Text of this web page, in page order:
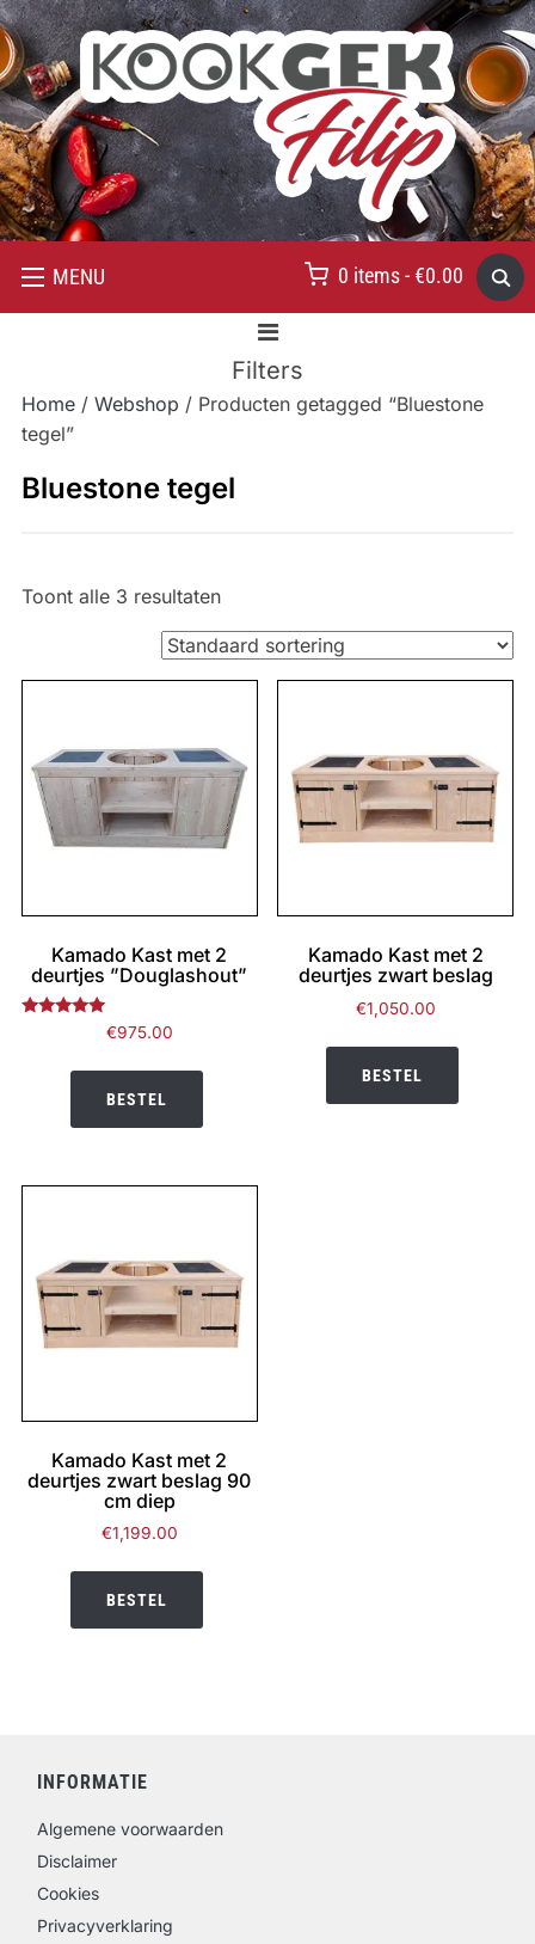
MENU 0 items - €0.00
Filters
Home/ Webshop / Producten getagged “Bluestone
tegel”
Bluestone tegel
Toont alle 3 resultaten
Kamado Kast met 2
deurtjes ”Douglashout”
Gewaardeerd€975.00
BESTEL
Kamado Kast met 2
deurtjes zwart beslag
€1,050.00
BESTEL
Kamado Kast met 2
deurtjes zwart beslag 90
cm diep
€1,199.00
BESTEL
INFORMATIE
Algemene voorwaarden
Disclaimer
Cookies
Privacyverklaring